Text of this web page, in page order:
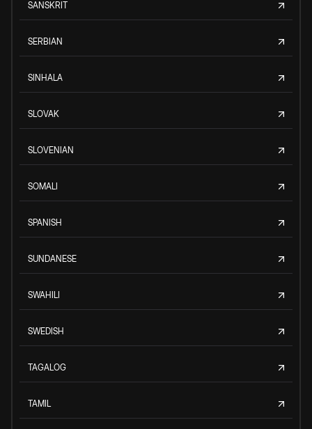
SANSKRIT
SERBIAN
SINHALA
SLOVAK
SLOVENIAN
SOMALI
SPANISH
SUNDANESE
SWAHILI
SWEDISH
TAGALOG
TAMIL